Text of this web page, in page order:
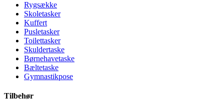
Rygsække
Skoletasker
Kuffert
Pusletasker
Toilettasker
Skuldertaske
Børnehavetaske
Bæltetaske
Gymnastikpose
Tilbehør